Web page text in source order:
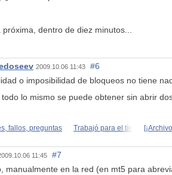
próxima, dentro de diez minutos...
2009.10.06 11:43
#6
o imposibilidad de bloqueos no tiene
lo mismo se puede obtener sin abrir
fallos, preguntas Trabajó para el tío
11:45
#7
manualmente en la red (en mt5 para